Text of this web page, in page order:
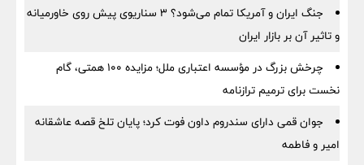
جنگ ایران و آمریکا تمام می‌شود؟ ۳ سناریوی پیش روی خاورمیانه
و تاثیر آن بر بازار ایران
چرخش بزرگ در مؤسسه اعتباری ملل؛ مزایده ۱۰۰ همتی، گام
نخست برای ترمیم ترازنامه
جوان قمی دارای سندروم داون فوت کرد؛ پایان تلخ قصه عاشقانه
امیر و فاطمه